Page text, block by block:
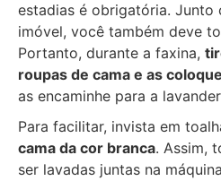
estadias é obrigatória. Junto
imóvel, você também deve
Portanto, durante a faxina,
roupas de cama e as
as encaminhe para a
Para facilitar, invista em
cama da cor branca. Assim,
ser lavadas juntas na